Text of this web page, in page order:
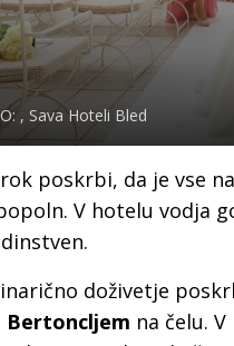
, Sava Hoteli Bled
poskrbi, da je vse
V hotelu vodja
doživetje
Bertoncljem na čelu.